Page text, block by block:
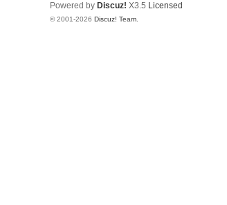
Powered by Discuz! X3.5 Licensed
© 2001-2026 Discuz! Team